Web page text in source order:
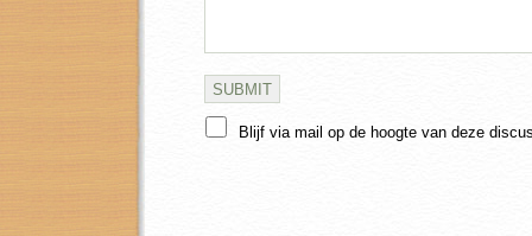
Blijf via mail op de hoogte van deze